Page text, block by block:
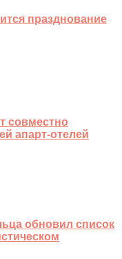
празднование
совместно
апарт-отелей
обновил список